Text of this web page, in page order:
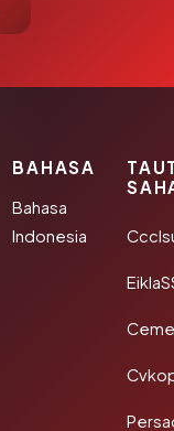
BAHASA
Bahasa
Indonesia